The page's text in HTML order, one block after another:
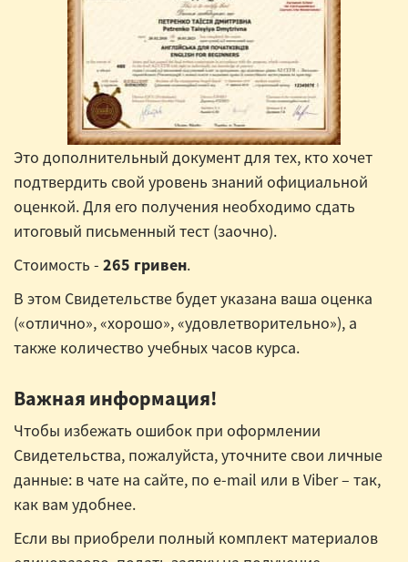
Это дополнительный документ для тех, кто хочет
подтвердить свой уровень знаний официальной
оценкой. Для его получения необходимо сдать
итоговый письменный тест (заочно).
Стоимость - 265 гривен.
В этом Свидетельстве будет указана ваша оценка
(«отлично», «хорошо», «удовлетворительно»), а
также количество учебных часов курса.
Важная информация!
Чтобы избежать ошибок при оформлении
Свидетельства, пожалуйста, уточните свои личные
данные: в чате на сайте, по e-mail или в Viber – так,
как вам удобнее.
Если вы приобрели полный комплект материалов